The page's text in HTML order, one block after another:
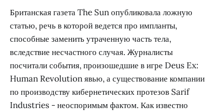
Британская газета The Sun опубликовала ложную
статью, речь в которой ведется про импланты,
способные заменить утраченную часть тела,
вследствие несчастного случая. Журналисты
посчитали события, произошедшие в игре Deus Ex:
Human Revolution явью, а существование компании
по производству кибернетических протезов Sarif
Industries - неоспоримым фактом. Как известно